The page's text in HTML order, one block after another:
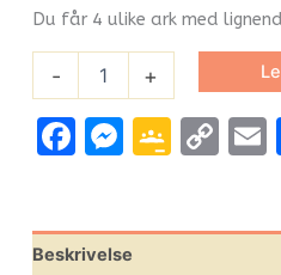
Du får 4 ulike ark med
- +
Facebook
Beskrivelse